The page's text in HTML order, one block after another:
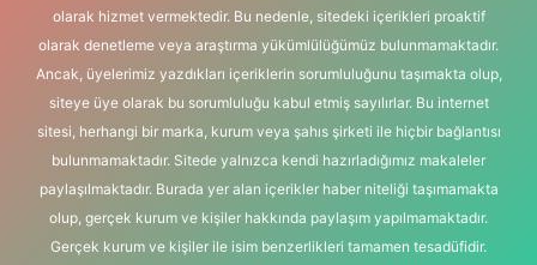
olarak hizmet vermektedir. Bu nedenle, sitedeki içerikleri proaktif
olarak denetleme veya araştırma yükümlülüğümüz bulunmamaktadır.
Ancak, üyelerimiz yazdıkları içeriklerin sorumluluğunu taşımakta olup,
siteye üye olarak bu sorumluluğu kabul etmiş sayılırlar. Bu internet
sitesi, herhangi bir marka, kurum veya şahıs şirketi ile hiçbir bağlantısı
bulunmamaktadır. Sitede yalnızca kendi hazırladığımız makaleler
paylaşılmaktadır. Burada yer alan içerikler haber niteliği taşımamakta
olup, gerçek kurum ve kişiler hakkında paylaşım yapılmamaktadır.
Gerçek kurum ve kişiler ile isim benzerlikleri tamamen tesadüfidir.